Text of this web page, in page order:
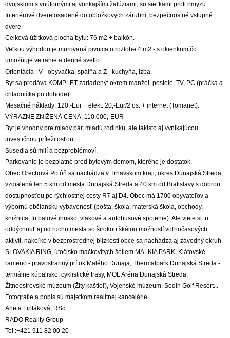
dvojsklom s vnútornými aj vonkajšími žalúziami, so sieťkami proti hmyzu.
Interiérové dvere osadené do obložkových zárubní, bezpečnostné vstupné
dvere.
Celková úžitková plocha bytu: 76 m2 + balkón.
Veľkou výhodou je murovaná pivnica o rozlohe 4 m2 - s okienkom čo
umožňuje vetranie a denné svetlo.
Orientácia : V - obývačka, spálňa a Z - kuchyňa, izba.
Byt sa predáva KOMPLET zariadený: okrem manžel. postele, TV, PC (práčka a
chladnička po dohode).
Mesačné náklady: 120,-Eur + elekt. 20,-Eur/2 os. + internet (Tomanet).
VÝRAZNE ZNÍŽENÁ CENA: 110.000,-EUR
Byt je vhodný pre mladý pár, mladú rodinku, ale takisto aj vynikajúcou
investičnou príležitosťou.
Susedia sú milí a bezproblémoví.
Parkovanie je bezplatné pred bytovým domom, ktorého je dostatok.
Obec Orechová Potôň sa nachádza v Trnavskom kraji, okres Dunajská Streda,
vzdialená len 5 km od mesta Dunajská Streda a 40 km od Bratislavy s dobrou
dostupnosťou po rýchlostnej cesty R7 aj D4. Obec má 1700 obyvateľov a
výbornú občiansku vybavenosť (pošta, škola, materská škola, obchody,
knižnica, futbalové ihrisko, vlakové a autobusové spojenie). Ale viete si tu
oddýchnuť aj od ruchu mesta so širokou škálou možností voľnočasových
aktivít, nakoľko v bezprostrednej blízkosti obce sa nachádza aj závodný okruh
SLOVAKIA RING, útočisko mačkovitých šeliem MALKIA PARK, Klátovské
rameno - pravostranný prítok Malého Dunaja, Thermalpark Dunajská Streda -
termálne kúpalisko, cyklistické trasy, MOL Aréna Dunajská Streda,
Žitnoostrovské múzeum (Žltý kaštieľ), Vojenské múzeum, Sedin Golf Resort...
Fotografie a popis sú majetkom realitnej kancelárie.
Aneta Liptáková, RSc.
RADO Reality Group
Tel.:+421 911 82 00 20